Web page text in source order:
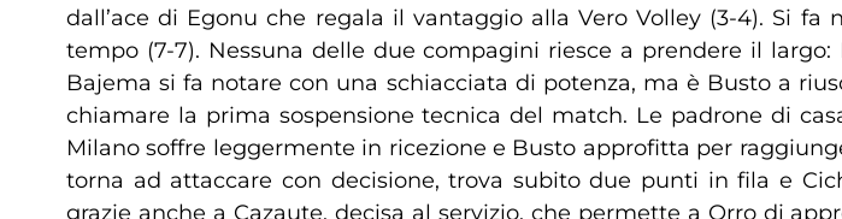
dall’ace di Egonu che regala il vantaggio alla Vero Volley (3-4). Si
tempo (7-7). Nessuna delle due compagini riesce a prendere il
Bajema si fa notare con una schiacciata di potenza, ma è Busto a
chiamare la prima sospensione tecnica del match. Le padrone di
Milano soffre leggermente in ricezione e Busto approfitta per
torna ad attaccare con decisione, trova subito due punti in fila e
grazie anche a Cazaute, decisa al servizio, che permette a Orro di